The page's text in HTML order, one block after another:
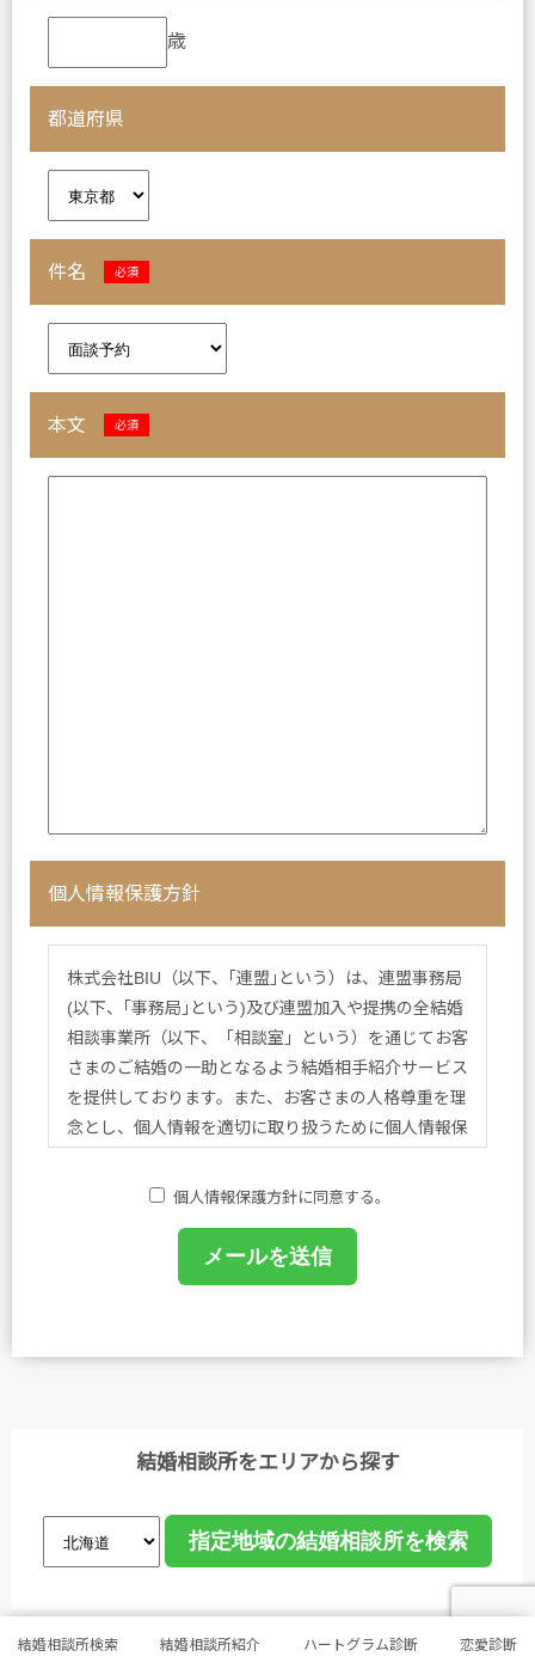
歳
都道府県
件名 必須
本文 必須
個人情報保護方針
株式会社BIU（以下、｢連盟｣という）は、連盟事務局
(以下、｢事務局｣という)及び連盟加入や提携の全結婚
相談事業所（以下、「相談室」という）を通じてお客
さまのご結婚の一助となるよう結婚相手紹介サービス
を提供しております。また、お客さまの人格尊重を理
念とし、個人情報を適切に取り扱うために個人情報保
する法令その他規範を遵守し、皆さまに安心と喜びを
(1)個人情報保護に関する規程を策定し、事務局及び
利用目的を明確にし、目的外利用を行わないための措
ます。
個人情報保護方針に同意する。
結婚相談所検索 結婚相談所紹介 ハートグラム診断 恋愛診断
結婚相談所をエリアから探す